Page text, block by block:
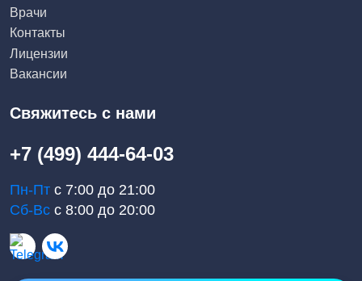
Врачи
Контакты
Лицензии
Вакансии
Свяжитесь с нами
+7 (499) 444-64-03
Пн-Пт с 7:00 до 21:00
Сб-Вс с 8:00 до 20:00